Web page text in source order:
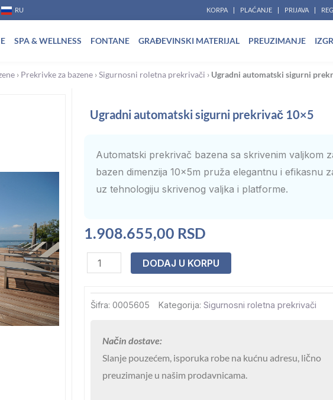
RU KORPA PLAĆANJE PRIJAVA
SPA & WELLNESS FONTANE GRAĐEVINSKI MATERIJAL PREUZIMANJE
› Prekrivke za bazene ›Sigurnosni roletna prekrivači › Ugradni automatski sigurni
Ugradni automatski sigurni prekrivač 10×5
Automatski prekrivač bazena sa skrivenim valjkom
bazen dimenzija 10x5m pruža elegantnu i efikasnu
uz tehnologiju skrivenog valjka i platforme.
1.908.655,00 RSD
Ugradni
automatski
sigurni
prekrivač
količina
DODAJ U KORPU
Šifra: 0005605 Kategorija: Sigurnosni roletna prekrivači
Način dostave:
Slanje pouzećem, isporuka robe na kućnu adresu, lično
preuzimanje u našim prodavnicama.